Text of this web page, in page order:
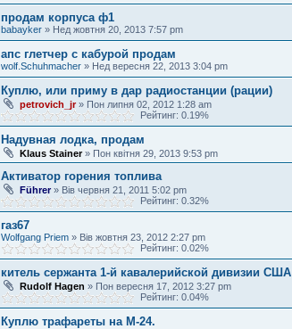
продам корпуса ф1
babayker » Нед жовтня 20, 2013 7:57 pm
апс глетчер с кабурой продам
wolf.Schuhmacher » Нед вересня 22, 2013 3:04 pm
Куплю, или приму в дар радиостанции (рации)
petrovich_jr» Пон липня 02, 2012 1:28 am
Рейтинг: 0.19%
Надувная лодка, продам
Klaus Stainer» Пон квітня 29, 2013 9:53 pm
Активатор горения топлива
Führer» Вів червня 21, 2011 5:02 pm
Рейтинг: 0.32%
газ67
Wolfgang Priem » Вів жовтня 23, 2012 2:27 pm
Рейтинг: 0.02%
китель сержанта 1-й кавалерийской дивизии США
Rudolf Hagen » Пон вересня 17, 2012 3:27 pm
Рейтинг: 0.04%
Куплю трафареты на М-24.